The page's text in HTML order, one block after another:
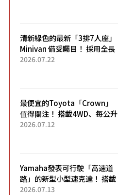
清新綠色的最新「3排7人座」
Minivan 備受矚目！ 採用全長
4.7公尺剛剛好的車身尺寸與
2026.07.22
最便宜的Toyota「Crown」
值得關注！ 搭載4WD、每公升
22.4公里低油耗表現超亮眼！
2026.07.12
Yamaha發表可行駛「高速道
路」的新型小型速克達！ 搭載
能享受超強勁「渦輪感」的動
2026.07.13